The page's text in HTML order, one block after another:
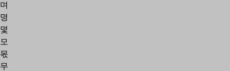
며
명
몇
모
몫
무